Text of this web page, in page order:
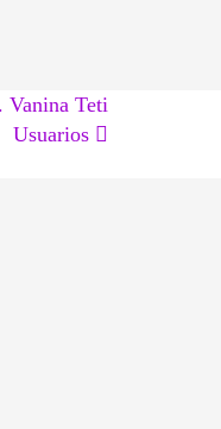
Vanina Teti
Usuarios